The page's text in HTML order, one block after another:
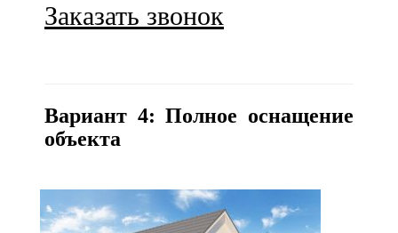
Заказать звонок
Вариант 4: Полное оснащение
объекта